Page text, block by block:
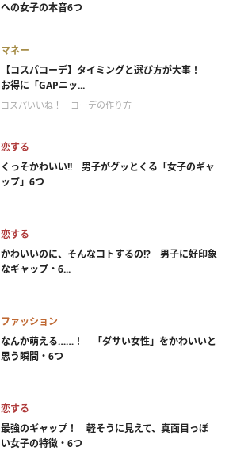
への女子の本音6つ
マネー
【コスパコーデ】タイミングと選び方が大事！
お得に「GAPニッ...
コスパいいね！ コーデの作り方
恋する
くっそかわいい!! 男子がグッとくる「女子のギャ
ップ」6つ
恋する
かわいいのに、そんなコトするの!? 男子に好印象
なギャップ・6...
ファッション
なんか萌える……！ 「ダサい女性」をかわいいと
思う瞬間・6つ
恋する
最強のギャップ！ 軽そうに見えて、真面目っぽ
い女子の特徴・6つ